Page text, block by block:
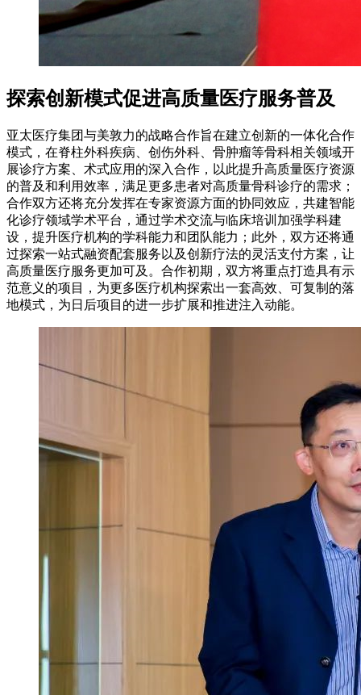
探索创新模式促进高质量医疗服务普及
亚太医疗集团与美敦力的战略合作旨在建立创新的一体化合作
模式，在脊柱外科疾病、创伤外科、骨肿瘤等骨科相关领域开
展诊疗方案、术式应用的深入合作，以此提升高质量医疗资源
的普及和利用效率，满足更多患者对高质量骨科诊疗的需求；
合作双方还将充分发挥在专家资源方面的协同效应，共建智能
化诊疗领域学术平台，通过学术交流与临床培训加强学科建
设，提升医疗机构的学科能力和团队能力；此外，双方还将通
过探索一站式融资配套服务以及创新疗法的灵活支付方案，让
高质量医疗服务更加可及。合作初期，双方将重点打造具有示
范意义的项目，为更多医疗机构探索出一套高效、可复制的落
地模式，为日后项目的进一步扩展和推进注入动能。